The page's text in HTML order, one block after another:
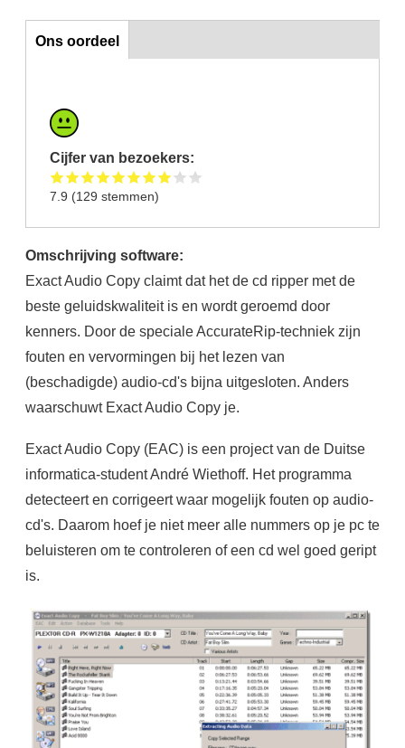
Ons oordeel
Ons oordeel
Cijfer van bezoekers:
7.9 (129 stemmen)
Omschrijving software:
Exact Audio Copy claimt dat het de cd ripper met de
beste geluidskwaliteit is en wordt geroemd door
kenners. Door de speciale AccurateRip-techniek zijn
fouten en vervormingen bij het lezen van
(beschadigde) audio-cd's bijna uitgesloten. Anders
waarschuwt Exact Audio Copy je.
Exact Audio Copy (EAC) is een project van de Duitse
informatica-student André Wiethoff. Het programma
detecteert en corrigeert waar mogelijk fouten op audio-
cd's. Daarom hoef je niet meer alle nummers op je pc te
beluisteren om te controleren of een cd wel goed geript
is.